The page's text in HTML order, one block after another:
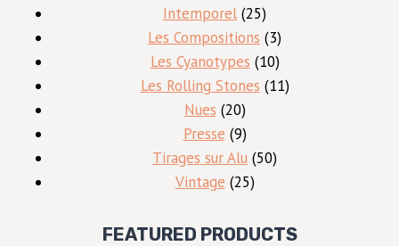
produits
Intemporel 2525
produits
Les Compositions 33
produits
Les Cyanotypes 1010
produits
Les Rolling Stones 1111
Nues 2020
produits
Presse 99
produits
Tirages sur Alu 5050
Vintage 2525
FEATURED PRODUCTS